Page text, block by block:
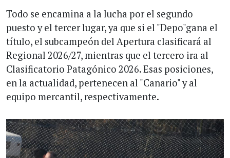
Todo se encamina a la lucha por el segundo
puesto y el tercer lugar, ya que si el "Depo"gana el
título, el subcampeón del Apertura clasificará al
Regional 2026/27, mientras que el tercero ira al
Clasificatorio Patagónico 2026. Esas posiciones,
en la actualidad, pertenecen al "Canario" y al
equipo mercantil, respectivamente.